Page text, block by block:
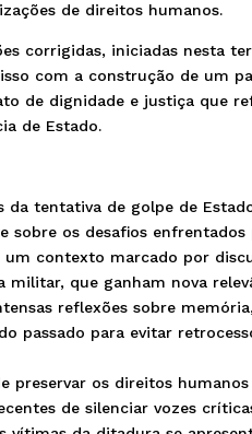
de direitos humanos.
corrigidas, iniciadas nesta
com a construção de um
de dignidade e justiça que
de Estado.
da tentativa de golpe de
sobre os desafios
contexto marcado por
militar, que ganham nova
reflexões sobre
passado para evitar
preservar os direitos
de silenciar vozes